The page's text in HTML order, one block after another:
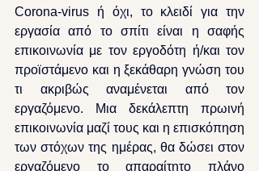
Corona-virus ή όχι, το κλειδί για την
εργασία από το σπίτι είναι η σαφής
επικοινωνία με τον εργοδότη ή/και τον
προϊστάμενο και η ξεκάθαρη γνώση του
τι ακριβώς αναμένεται από τον
εργαζόμενο. Μια δεκάλεπτη πρωινή
επικοινωνία μαζί τους και η επισκόπηση
των στόχων της ημέρας, θα δώσει στον
εργαζόμενο το απαραίτητο πλάνο